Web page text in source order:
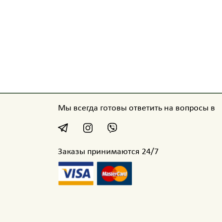
Мы всегда готовы ответить на вопросы в
Заказы принимаются 24/7